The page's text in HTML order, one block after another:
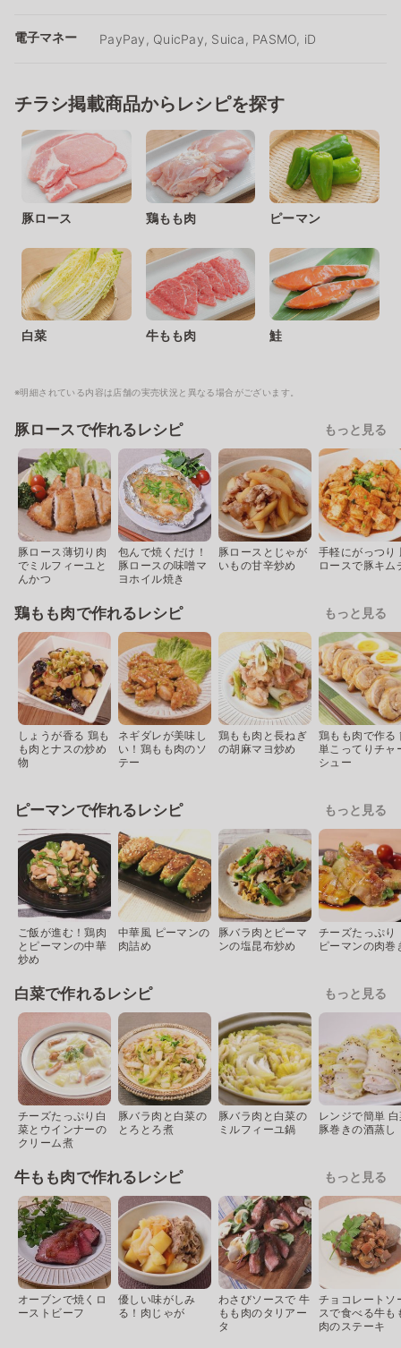
電子マネー PayPay, QuicPay, Suica, PASMO, iD
チラシ掲載商品からレシピを探す
豚ロース 鶏もも肉 ピーマン
白菜 牛もも肉 鮭
※明細されている内容は店舗の実売状況と異なる場合がございます。
豚ロースで作れるレシピ もっと見る
豚ロース薄切り肉
でミルフィーユと
んかつ
包んで焼くだけ！
豚ロースの味噌マ
ヨホイル焼き
豚ロースとじゃが
いもの甘辛炒め
手軽にがっつり
ロースで豚キム
鶏もも肉で作れるレシピ もっと見る
しょうが香る 鶏も
も肉とナスの炒め
物
ネギダレが美味し
い！鶏もも肉のソ
テー
鶏もも肉と長ねぎ
の胡麻マヨ炒め
鶏もも肉で作る
単こってりチャ
シュー
ピーマンで作れるレシピ もっと見る
ご飯が進む！鶏肉
とピーマンの中華
炒め
中華風 ピーマンの
肉詰め
豚バラ肉とピーマ
ンの塩昆布炒め
チーズたっぷり
ピーマンの肉巻
白菜で作れるレシピ もっと見る
チーズたっぷり白
菜とウインナーの
クリーム煮
豚バラ肉と白菜の
とろとろ煮
豚バラ肉と白菜の
ミルフィーユ鍋
レンジで簡単
豚巻きの酒蒸し
牛もも肉で作れるレシピ もっと見る
オーブンで焼くロ
ーストビーフ
優しい味がしみ
る！肉じゃが
わさびソースで 牛
もも肉のタリアー
タ
チョコレートソ
スで食べる牛も
肉のステーキ